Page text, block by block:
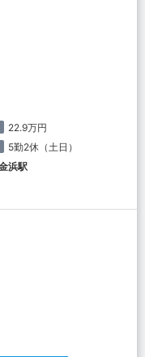
22.9万円
5勤2休（土日）
浜駅